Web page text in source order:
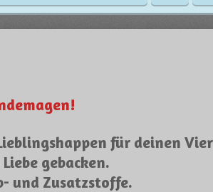
für deinen
gebacken.
und Zusatzstoffe.